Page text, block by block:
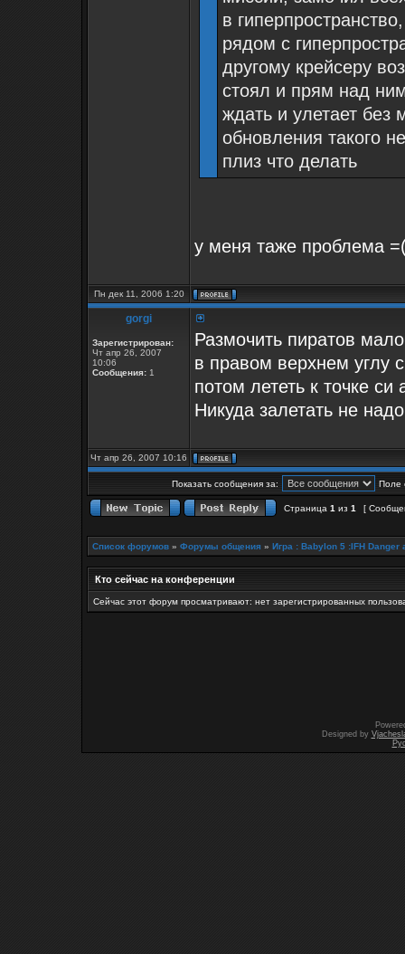
в
рядом с
другому крейсеру
стоял и прям над
ждать и улетает без
обновления такого
плиз что делать
у меня таже проблема
Пн дек 11, 2006 1:20
gorgi
Зарегистрирован:
Чт апр 26, 2007
10:06
Сообщения: 1
Размочить пиратов
в правом верхнем углу
потом лететь к точке
Никуда залетать не
Чт апр 26, 2007 10:16
Показать сообщения за: Поле
Страница 1 из 1 [
Список форумов » Форумы общения » Игра : Babylon 5 :IFH Danger
Кто сейчас на конференции
Сейчас этот форум просматривают: нет зарегистрированных
Designed by